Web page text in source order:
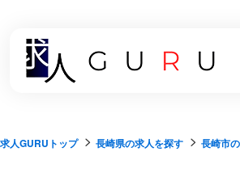
求人GURUトップ 長崎県の求人を探す 長崎市